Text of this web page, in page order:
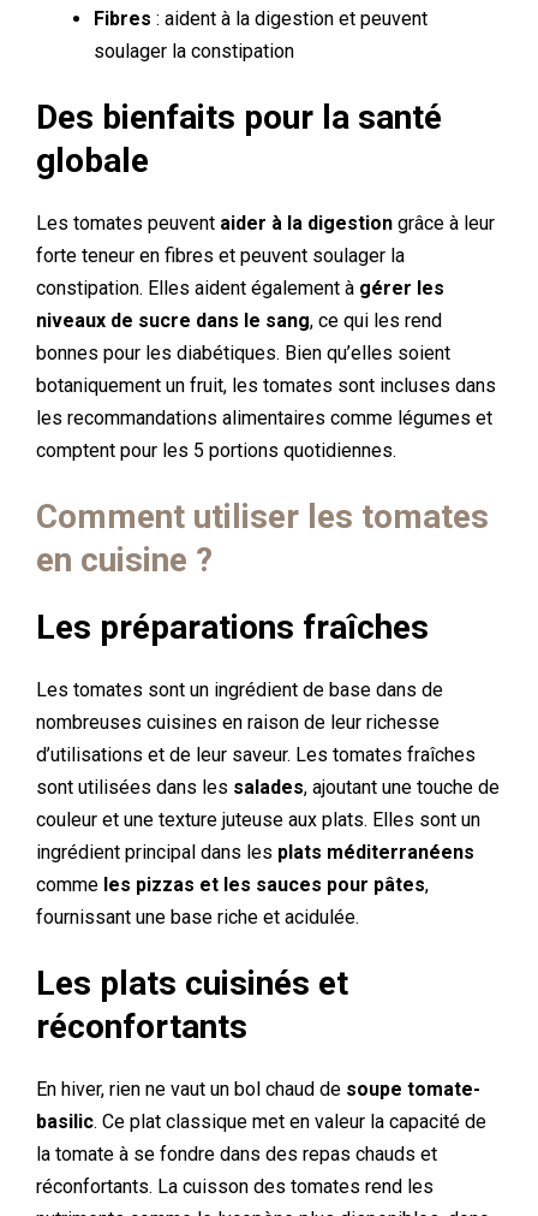
Fibres : aident à la digestion et peuvent
soulager la constipation
Des bienfaits pour la santé
globale
Les tomates peuvent aider à la digestion grâce à leur
forte teneur en fibres et peuvent soulager la
constipation. Elles aident également à gérer les
niveaux de sucre dans le sang, ce qui les rend
bonnes pour les diabétiques. Bien qu’elles soient
botaniquement un fruit, les tomates sont incluses dans
les recommandations alimentaires comme légumes et
comptent pour les 5 portions quotidiennes.
Comment utiliser les tomates
en cuisine ?
Les préparations fraîches
Les tomates sont un ingrédient de base dans de
nombreuses cuisines en raison de leur richesse
d’utilisations et de leur saveur. Les tomates fraîches
sont utilisées dans les salades, ajoutant une touche de
couleur et une texture juteuse aux plats. Elles sont un
ingrédient principal dans les plats méditerranéens
comme les pizzas et les sauces pour pâtes,
fournissant une base riche et acidulée.
Les plats cuisinés et
réconfortants
En hiver, rien ne vaut un bol chaud de soupe tomate-
basilic. Ce plat classique met en valeur la capacité de
la tomate à se fondre dans des repas chauds et
réconfortants. La cuisson des tomates rend les